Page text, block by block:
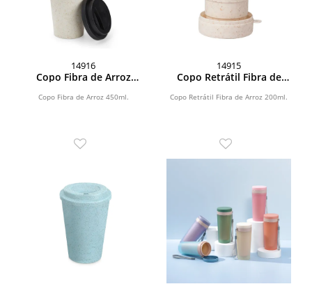
14916
Copo Fibra de Arroz
Copo Fibra de Arroz 450ml.
14915
Copo Retrátil Fibra de
Copo Retrátil Fibra de Arroz 200ml.